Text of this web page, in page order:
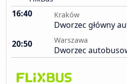
16:40 Kraków
Dworzec główny
20:50
Warszawa
Dworzec